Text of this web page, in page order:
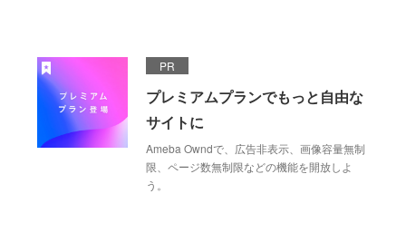
PR
プレミアムプランでもっと自由な
サイトに
Ameba Owndで、広告非表示、画像容量無制
限、ページ数無制限などの機能を開放しよ
う。